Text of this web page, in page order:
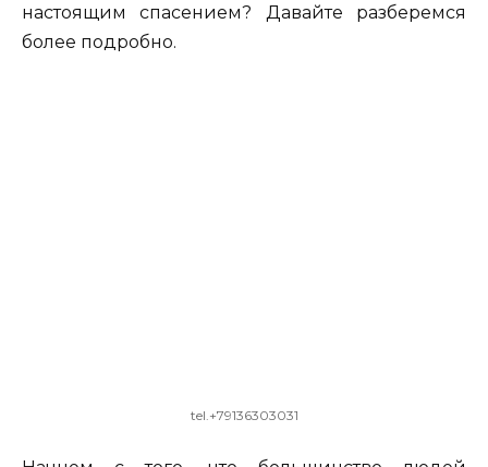
настоящим спасением? Давайте разберемся
более подробно.
tel.+79136303031